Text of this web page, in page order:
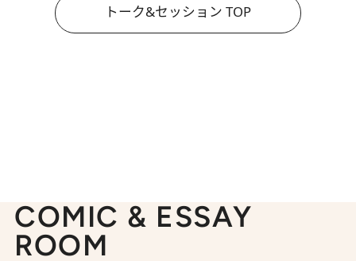
トーク&セッション TOP
COMIC & ESSAY
ROOM